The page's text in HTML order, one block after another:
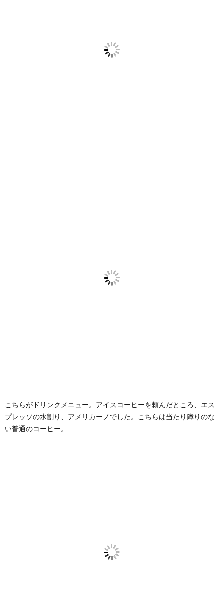
こちらがドリンクメニュー。アイスコーヒーを頼んだところ、エス
プレッソの水割り、アメリカーノでした。こちらは当たり障りのな
い普通のコーヒー。